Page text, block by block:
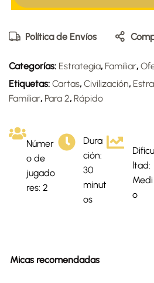
Política de Envíos
Categorías: Estrategia, Familiar,
Etiquetas: Cartas, Civilización,
Familiar, Para 2, Rápido
Númer
o de
jugado
res: 2
Dura
ción:
30
minut
os
Dificu
ltad:
Medi
o
Micas recomendadas